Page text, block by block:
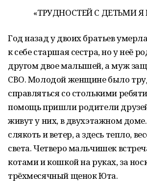
«ТРУДНОСТЕЙ С ДЕТЬМИ Я
Год назад у двоих братьев
к себе старшая сестра, но у неё
другом двое малышей, а муж
СВО. Молодой женщине было
справляться со столькими
помощь пришли родители
живут у них, в двухэтажном
слякоть и ветер, а здесь тепло,
света. Четверо мальчишек
котами и кошкой на руках, за
трёхмесячный щенок Юта.